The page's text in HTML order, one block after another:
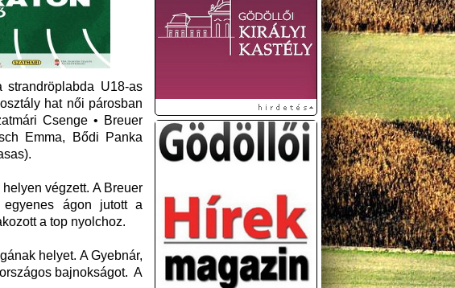
U18-as
hat női párosban
Csenge • Breuer
Emma, Bődi Panka
végzett. A Breuer
egyenes ágon jutott a
a top nyolchoz.
helyet. A Gyebnár,
bajnokságot. A
A GÖDÖLLŐI ÉS
KÖRNYÉKBELI
KULTURÁLIS- ÉS